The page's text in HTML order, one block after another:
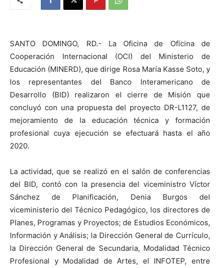
SANTO DOMINGO, RD.- La Oficina de Oficina de
Cooperación Internacional (OCI) del Ministerio de
Educación (MINERD), que dirige Rosa María Kasse Soto, y
los representantes del Banco Interamericano de
Desarrollo (BID) realizaron el cierre de Misión que
concluyó con una propuesta del proyecto DR-L1127, de
mejoramiento de la educación técnica y formación
profesional cuya ejecución se efectuará hasta el año
2020.
La actividad, que se realizó en el salón de conferencias
del BID, contó con la presencia del viceministro Víctor
Sánchez de Planificación, Denia Burgos del
viceministerio del Técnico Pedagógico, los directores de
Planes, Programas y Proyectos; de Estudios Económicos,
Información y Análisis; la Dirección General de Currículo,
la Dirección General de Secundaria, Modalidad Técnico
Profesional y Modalidad de Artes, el INFOTEP, entre